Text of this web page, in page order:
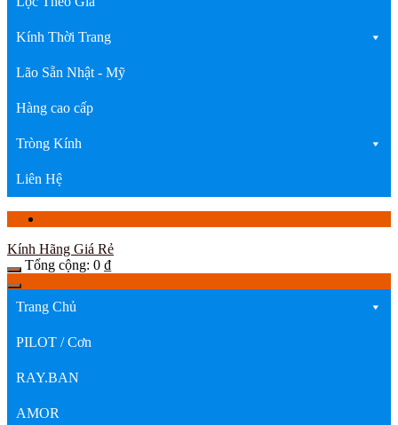
Kính Thời Trang
Lão Sẵn Nhật - Mỹ
Hàng cao cấp
Tròng Kính
Liên Hệ
Kính Hãng Giá Rẻ
Tổng cộng: 0 ₫
Trang Chủ
PILOT / Cơn
RAY.BAN
AMOR